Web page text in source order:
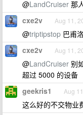
@LandCruiser 那
cxe2v Aug 11,
@triptipstop 巴甫
cxe2v Aug 11,
@LandCruiser 别
超过 5000 的设备
geekris1 Aug
这么好的不交物业